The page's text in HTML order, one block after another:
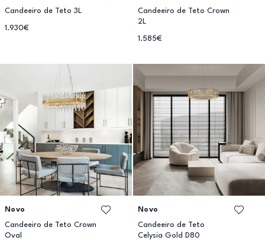
Candeeiro de Teto 3L
1.930€
Candeeiro de Teto Crown
2L
1.585€
Novo
Candeeiro de Teto Crown
Oval
Novo
Candeeiro de Teto
Celysia Gold D80